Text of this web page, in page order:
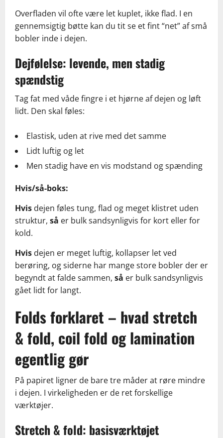
Overfladen vil ofte være let kuplet, ikke flad. I en
gennemsigtig bøtte kan du tit se et fint “net” af små
bobler inde i dejen.
Dejfølelse: levende, men stadig
spændstig
Tag fat med våde fingre i et hjørne af dejen og løft
lidt. Den skal føles:
Elastisk, uden at rive med det samme
Lidt luftig og let
Men stadig have en vis modstand og spænding
Hvis/så-boks:
Hvis dejen føles tung, flad og meget klistret uden
struktur, så er bulk sandsynligvis for kort eller for
kold.
Hvis dejen er meget luftig, kollapser let ved
berøring, og siderne har mange store bobler der er
begyndt at falde sammen, så er bulk sandsynligvis
gået lidt for langt.
Folds forklaret – hvad stretch
& fold, coil fold og lamination
egentlig gør
På papiret ligner de bare tre måder at røre mindre
i dejen. I virkeligheden er de ret forskellige
værktøjer.
Stretch & fold: basisværktøjet